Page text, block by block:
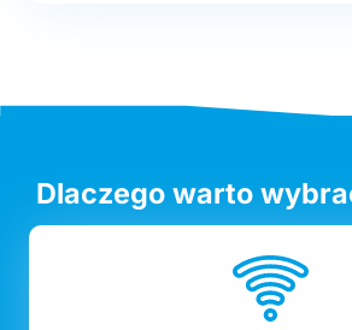
Dlaczego warto